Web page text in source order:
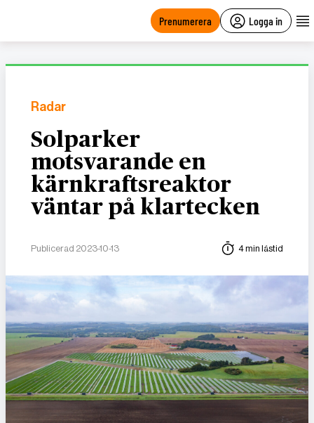
Prenumerera Logga in
Radar
Solparker
motsvarande en
kärnkraftsreaktor
väntar på klartecken
Publicerad 2023-10-13 4 min lästid